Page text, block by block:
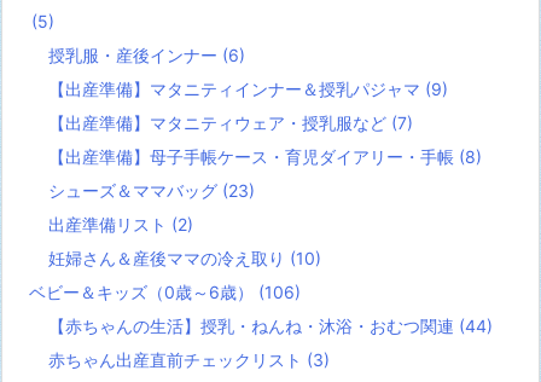
(5)
授乳服・産後インナー (6)
【出産準備】マタニティインナー＆授乳パジャマ (9)
【出産準備】マタニティウェア・授乳服など (7)
【出産準備】母子手帳ケース・育児ダイアリー・手帳 (8)
シューズ＆ママバッグ (23)
出産準備リスト (2)
妊婦さん＆産後ママの冷え取り (10)
ベビー＆キッズ（0歳～6歳） (106)
【赤ちゃんの生活】授乳・ねんね・沐浴・おむつ関連 (44)
赤ちゃん出産直前チェックリスト (3)